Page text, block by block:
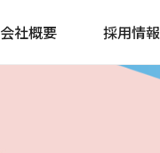
会社概要 採用情報